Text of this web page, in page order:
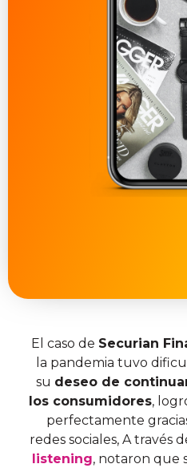
El caso de Securian
la pandemia tuvo
su deseo de
los consumidores,
perfectamente
redes sociales, A través
listening, notaron que